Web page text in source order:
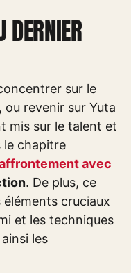
DERNIER
sur le
ou revenir sur Yuta
mis sur le talent et
le chapitre
avec
. De plus, ce
cruciaux
et les techniques
les